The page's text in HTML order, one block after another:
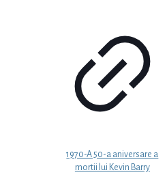
1970-A 50-a aniversare a
mortii lui Kevin Barry